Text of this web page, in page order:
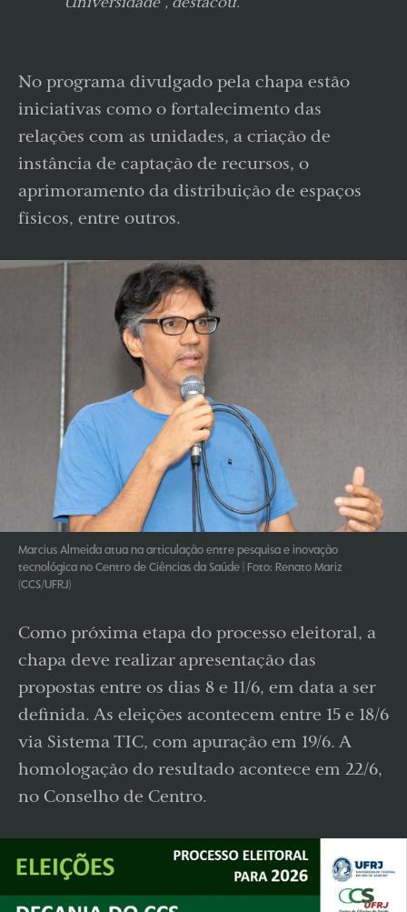
No programa divulgado pela chapa estão
iniciativas como o fortalecimento das
relações com as unidades, a criação de
instância de captação de recursos, o
aprimoramento da distribuição de espaços
físicos, entre outros.
Marcius Almeida atua na articulação entre pesquisa e inovação
tecnológica no Centro de Ciências da Saúde | Foto: Renato Mariz
(CCS/UFRJ)
Como próxima etapa do processo eleitoral, a
chapa deve realizar apresentação das
propostas entre os dias 8 e 11/6, em data a ser
definida. As eleições acontecem entre 15 e 18/6
via Sistema TIC, com apuração em 19/6. A
homologação do resultado acontece em 22/6,
no Conselho de Centro.